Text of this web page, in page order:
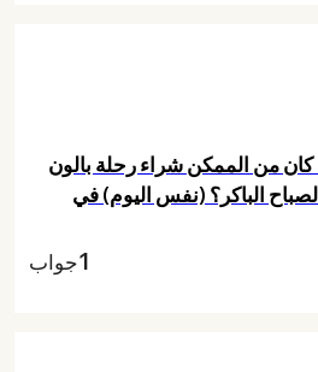
من الممكن شراء رحلة بالون
الباكر؟ (نفس اليوم) في
1جواب